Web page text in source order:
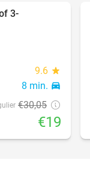
3-
9.6 star
8 min. directions_car
€30,05
€19